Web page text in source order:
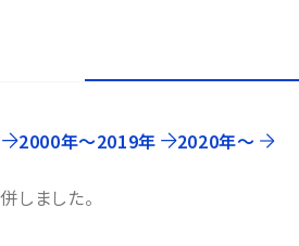
2000年〜2019年 2020年〜
ました。